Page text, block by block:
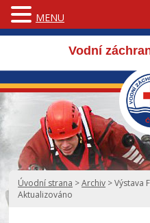
Vodní
Úvodní strana >Archiv >Výstava
Aktualizováno
MENU